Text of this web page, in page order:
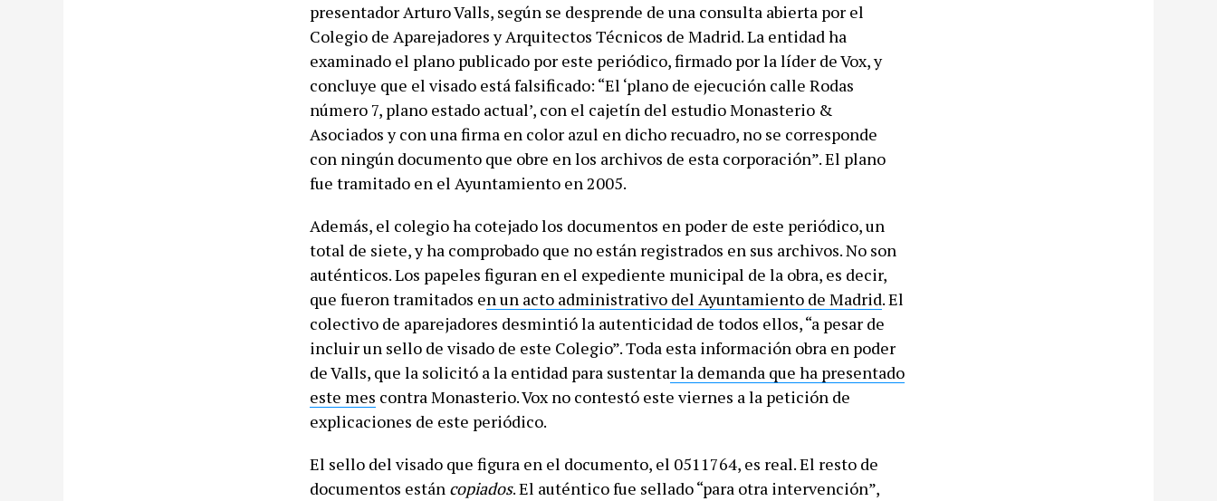
presentador Arturo Valls, según se desprende de una consulta abierta por el
Colegio de Aparejadores y Arquitectos Técnicos de Madrid. La entidad ha
examinado el plano publicado por este periódico, firmado por la líder de Vox, y
concluye que el visado está falsificado: “El ‘plano de ejecución calle Rodas
número 7, plano estado actual’, con el cajetín del estudio Monasterio &
Asociados y con una firma en color azul en dicho recuadro, no se corresponde
con ningún documento que obre en los archivos de esta corporación”. El plano
fue tramitado en el Ayuntamiento en 2005.
Además, el colegio ha cotejado los documentos en poder de este periódico, un
total de siete, y ha comprobado que no están registrados en sus archivos. No son
auténticos. Los papeles figuran en el expediente municipal de la obra, es decir,
que fueron tramitados en un acto administrativo del Ayuntamiento de Madrid. El
colectivo de aparejadores desmintió la autenticidad de todos ellos, “a pesar de
incluir un sello de visado de este Colegio”. Toda esta información obra en poder
de Valls, que la solicitó a la entidad para sustentar la demanda que ha presentado
este mes contra Monasterio. Vox no contestó este viernes a la petición de
explicaciones de este periódico.
El sello del visado que figura en el documento, el 0511764, es real. El resto de
documentos están copiados. El auténtico fue sellado “para otra intervención”,